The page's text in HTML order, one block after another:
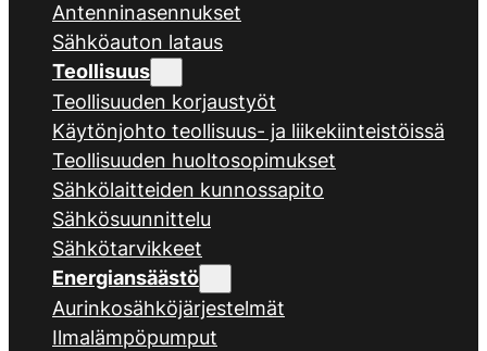
Antenninasennukset
Sähköauton lataus
Teollisuus
Teollisuuden korjaustyöt
Käytönjohto teollisuus- ja liikekiinteistöissä
Teollisuuden huoltosopimukset
Sähkölaitteiden kunnossapito
Sähkösuunnittelu
Sähkötarvikkeet
Energiansäästö
Aurinkosähköjärjestelmät
Ilmalämpöpumput